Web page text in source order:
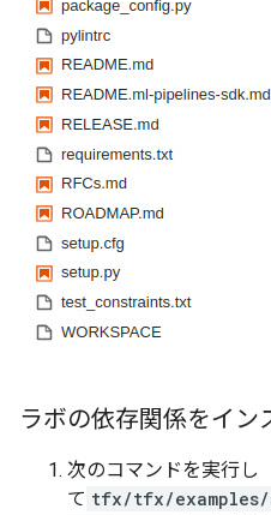
ラボの依存関係をイン
次のコマンドを実行し
て tfx/tfx/examples/